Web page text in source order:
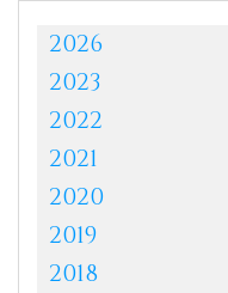
2026
2023
2022
2021
2020
2019
2018